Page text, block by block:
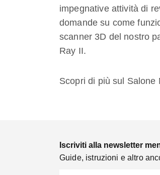
impegnative attività di
domande su come
scanner 3D del nostro
Ray II.
Scopri di più sul
Iscriviti alla newsletter
Guide, istruzioni e altro